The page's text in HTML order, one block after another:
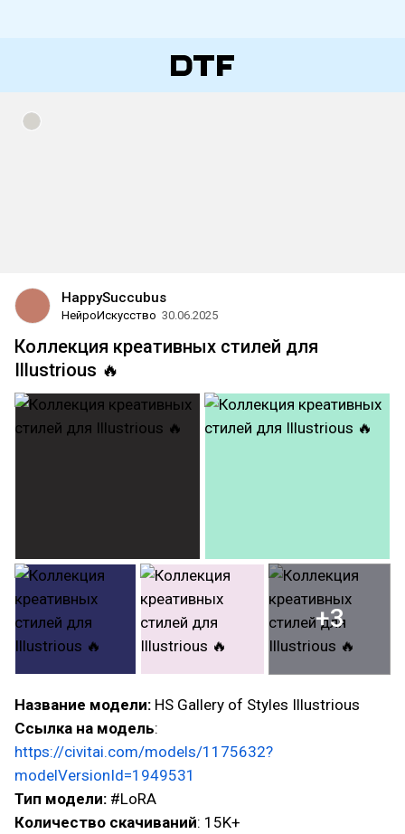
HappySuccubus
НейроИскусство 30.06.2025
Коллекция креативных стилей для
Illustrious 🔥
+3
Название модели: HS Gallery of Styles Illustrious
Ссылка на модель:
https://civitai.com/models/1175632?
modelVersionId=1949531
Тип модели: #LoRA
Количество скачиваний: 15K+